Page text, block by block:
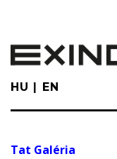
main
content
HU EN
Tat Galéria